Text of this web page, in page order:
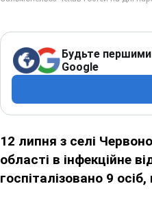
Будьте першими
Google
12 липня з селі
області в інфекційне
госпіталізовано 9